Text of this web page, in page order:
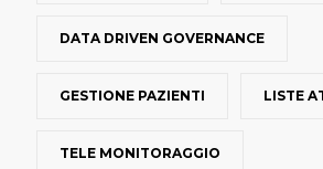
DATA DRIVEN GOVERNANCE
GESTIONE PAZIENTI LISTE
TELE MONITORAGGIO